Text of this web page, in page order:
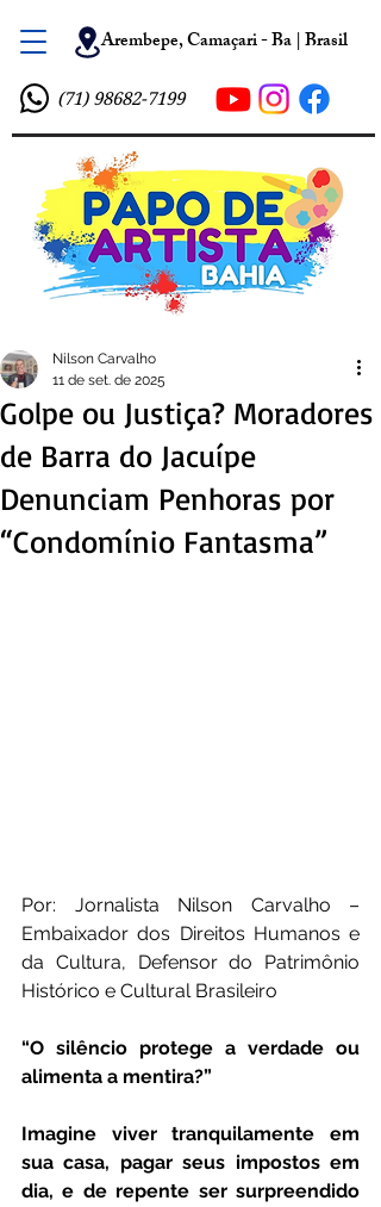
Arembepe, Camaçari - Ba | Brasil
(71) 98682-7199
Golpe ou Justiça? Moradores
de Barra do Jacuípe
Denunciam Penhoras por
“Condomínio Fantasma”
Nilson Carvalho
11 de set. de 2025
Por: Jornalista Nilson Carvalho –
Embaixador dos Direitos Humanos e
da Cultura, Defensor do Patrimônio
Histórico e Cultural Brasileiro
“O silêncio protege a verdade ou
alimenta a mentira?”
Imagine viver tranquilamente em
sua casa, pagar seus impostos em
dia, e de repente ser surpreendido